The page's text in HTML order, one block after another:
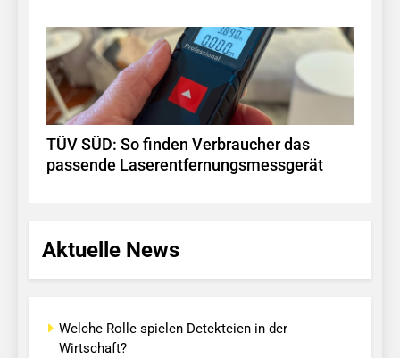
TÜV SÜD: So finden Verbraucher das
passende Laserentfernungsmessgerät
Aktuelle News
Welche Rolle spielen Detekteien in der
Wirtschaft?